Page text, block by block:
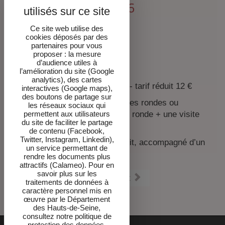
Dimanche 12 avril 2026
Création de bouquets
Atelier olfactif
Voir le programme
Infos pratiques
Pass romatique: tarif plein 16 € - tarif réduit 12 €
une conférence + deux tables rondes ou
une conférence + une table ronde + une visite
théâtralisée
+ un accès au récital à tarif réduit, accompagné d’un
apéritif.
Suivant
Ce site web utilise des
cookies déposés par des
partenaires pour vous
proposer : la mesure
d’audience utiles à
l’amélioration du site (Google
analytics), des cartes
interactives (Google maps),
des boutons de partage sur
les réseaux sociaux qui
permettent aux utilisateurs
du site de faciliter le partage
de contenu (Facebook,
Twitter, Instagram, Linkedin),
un service permettant de
rendre les documents plus
attractifs (Calameo). Pour en
savoir plus sur les
traitements de données à
caractère personnel mis en
œuvre par le Département
des Hauts-de-Seine,
consultez notre politique de